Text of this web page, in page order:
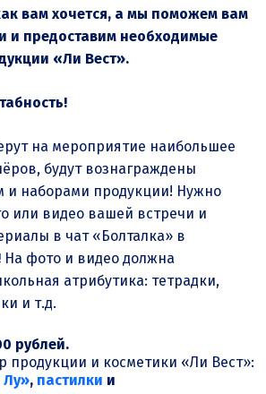
вам хочется, а мы поможем вам
и предоставим необходимые
«Ли Вест».
на мероприятие наибольшее
будут вознаграждены
наборами продукции! Нужно
или видео вашей встречи и
в чат «Болталка» в
На фото и видео должна
атрибутика: тетрадки,
и т.д.
рублей.
продукции и косметики «Ли Вест»:
Лу», пастилки и